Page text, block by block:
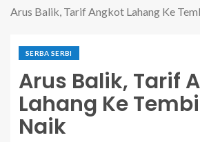
Arus Balik, Tarif Angkot Lahang Ke
SERBA SERBI
Arus Balik, Tarif
Lahang Ke
Naik